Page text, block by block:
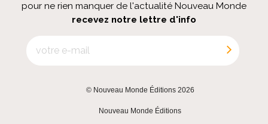
pour ne rien manquer de l'actualité Nouveau Monde
recevez notre lettre d'info
© Nouveau Monde Éditions 2026
Nouveau Monde Éditions